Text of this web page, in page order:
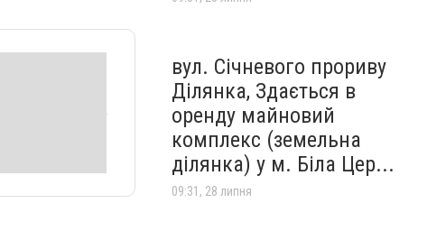
вул. Січневого прориву
Ділянка, Здається в
оренду майновий
комплекс (земельна
ділянка) у м. Біла Цер...
09:31, 28 липня